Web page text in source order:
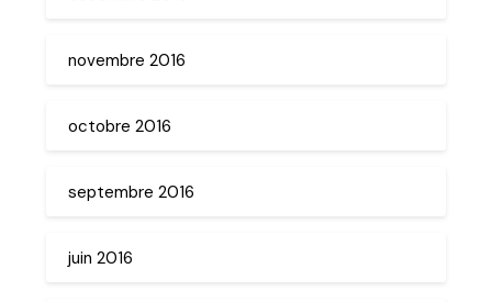
novembre 2016
octobre 2016
septembre 2016
juin 2016